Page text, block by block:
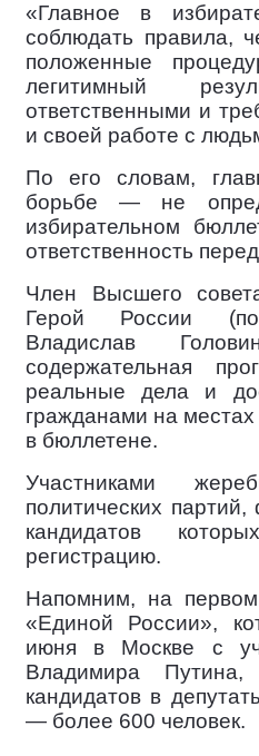
«Главное в
соблюдать правила,
положенные
легитимный
ответственными и
и своей работе с
По его словам,
борьбе — не
избирательном
ответственность
Член Высшего
Герой России
Владислав
содержательная
реальные дела и
гражданами на
в бюллетене.
Участниками
политических
кандидатов
регистрацию.
Напомним, на
«Единой России»,
июня в Москве с
Владимира Путина,
кандидатов в
— более 600 человек.